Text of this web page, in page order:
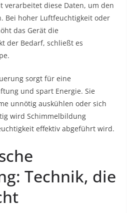
verarbeitet diese Daten, um den
Bei hoher Luftfeuchtigkeit oder
das Gerät die
der Bedarf, schließt es
sorgt für eine
und spart Energie. Sie
unnötig auskühlen oder sich
wird Schimmelbildung
effektiv abgeführt wird.
Technik, die